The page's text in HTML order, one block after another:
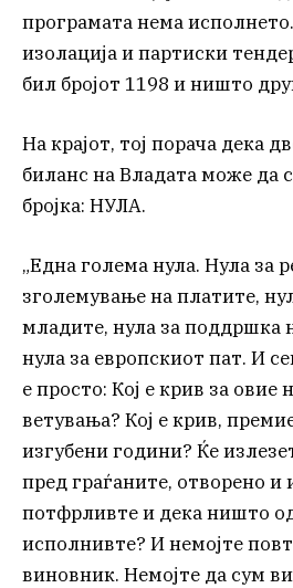
програмата нема
изолација и партиски
бил бројот 1198 и ништо
На крајот, тој порача дека
биланс на Владата може да
бројка: НУЛА.
„Една голема нула. Нула за
зголемување на платите,
младите, нула за поддршка
нула за европскиот пат. И
е просто: Кој е крив за овие
ветувања? Кој е крив,
изгубени години? Ќе
пред граѓаните, отворено и
потфрливте и дека ништо
исполнивте? И немојте
виновник. Немојте да сум